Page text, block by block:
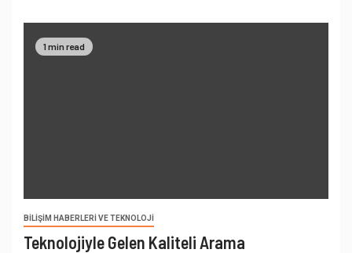
1 min read
BILIŞIM HABERLERI VE TEKNOLOJI
Teknolojiyle Gelen Kaliteli Arama